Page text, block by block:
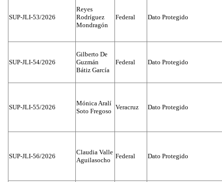
SUP-JLI-53/2026
Reyes
Rodríguez
Mondragón
Federal Dato Protegido
SUP-JLI-54/2026
Gilberto De
Guzmán
Bátiz García
Federal Dato Protegido
SUP-JLI-55/2026
Mónica Aralí
Soto Fregoso
Veracruz Dato Protegido
SUP-JLI-56/2026
Claudia Valle
Aguilasocho
Federal Dato Protegido